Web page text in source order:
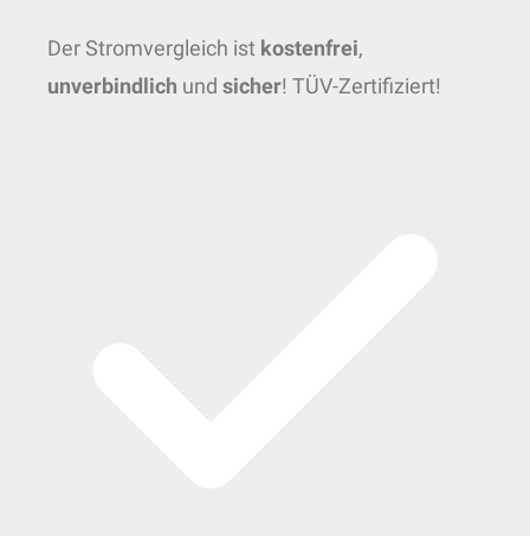
Der Stromvergleich ist kostenfrei,
unverbindlich und sicher! TÜV-Zertifiziert!